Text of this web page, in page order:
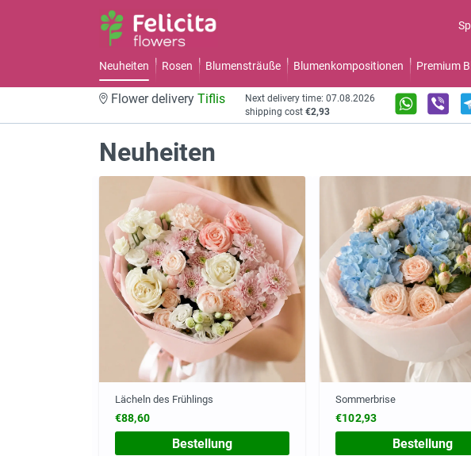
Neuheiten Rosen Blumensträuße Blumenkompositionen Premium
Flower delivery Tiflis
Next delivery time: 07.08.2026
shipping cost €2,93
Neuheiten
Lächeln des Frühlings
€88,60
Bestellung
Sommerbrise
€102,93
Bestellung